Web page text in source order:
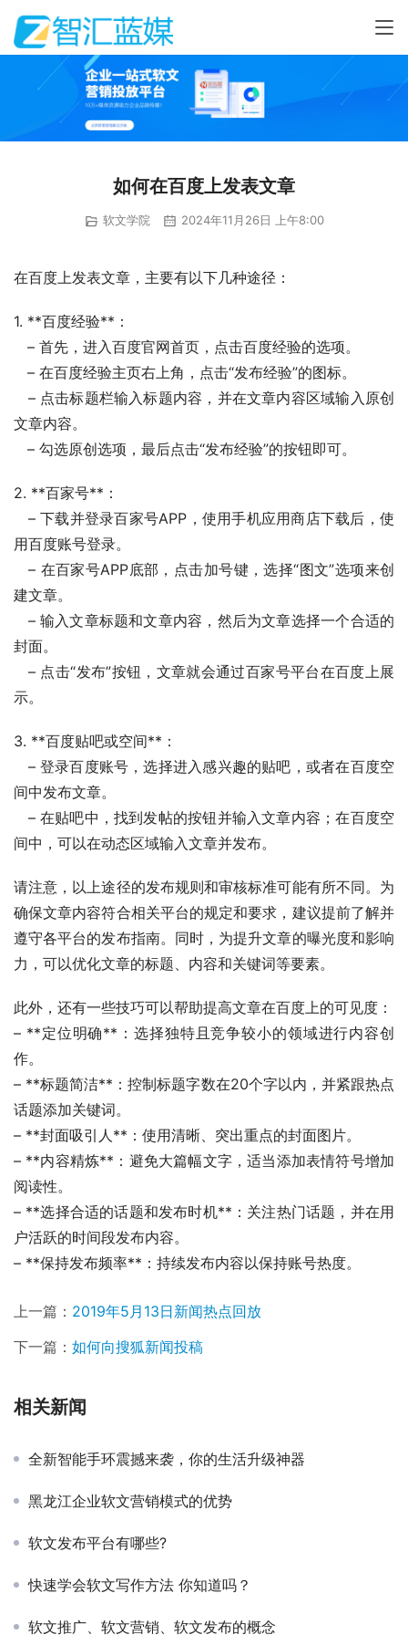
如何在百度上发表文章
软文学院 2024年11月26日 上午8:00
在百度上发表文章，主要有以下几种途径：
1. **百度经验**：
   – 首先，进入百度官网首页，点击百度经验的选项。
   – 在百度经验主页右上角，点击“发布经验”的图标。
文章内容。
   – 勾选原创选项，最后点击“发布经验”的按钮即可。
2. **百家号**：
用百度账号登录。
   – 在百家号APP底部，点击加号键，选择“图文”选项来创
建文章。
封面。
   – 点击“发布”按钮，文章就会通过百家号平台在百度上展
示。
3. **百度贴吧或空间**：
间中发布文章。
间中，可以在动态区域输入文章并发布。
请注意，以上途径的发布规则和审核标准可能有所不同。为
确保文章内容符合相关平台的规定和要求，建议提前了解并
遵守各平台的发布指南。同时，为提升文章的曝光度和影响
力，可以优化文章的标题、内容和关键词等要素。
此外，还有一些技巧可以帮助提高文章在百度上的可见度：
– **定位明确**：选择独特且竞争较小的领域进行内容创
作。
– **标题简洁**：控制标题字数在20个字以内，并紧跟热点
话题添加关键词。
– **封面吸引人**：使用清晰、突出重点的封面图片。
– **内容精炼**：避免大篇幅文字，适当添加表情符号增加
阅读性。
– **选择合适的话题和发布时机**：关注热门话题，并在用
户活跃的时间段发布内容。
– **保持发布频率**：持续发布内容以保持账号热度。
上一篇： 2019年5月13日新闻热点回放
下一篇： 如何向搜狐新闻投稿
相关新闻
全新智能手环震撼来袭，你的生活升级神器
黑龙江企业软文营销模式的优势
软文发布平台有哪些?
快速学会软文写作方法 你知道吗？
软文推广、软文营销、软文发布的概念